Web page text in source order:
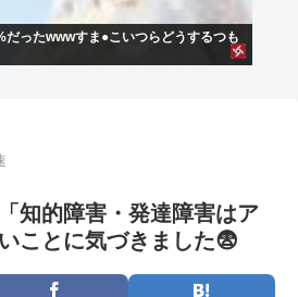
ったwwwすま●こいつらどうするつも
知的障害・発達障害はア
ことに気づきました😨